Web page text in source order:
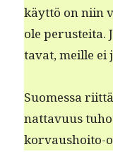
käyt­tö on niin
ole perustei­ta.
ta­vat, meille ei
Suomes­sa
nat­tavu­us
korvaushoito-